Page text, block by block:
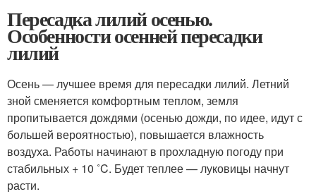
Пересадка лилий осенью.
Особенности осенней пересадки
лилий
Осень — лучшее время для пересадки лилий. Летний
зной сменяется комфортным теплом, земля
пропитывается дождями (осенью дожди, по идее, идут с
большей вероятностью), повышается влажность
воздуха. Работы начинают в прохладную погоду при
стабильных + 10 ˚C. Будет теплее — луковицы начнут
расти.